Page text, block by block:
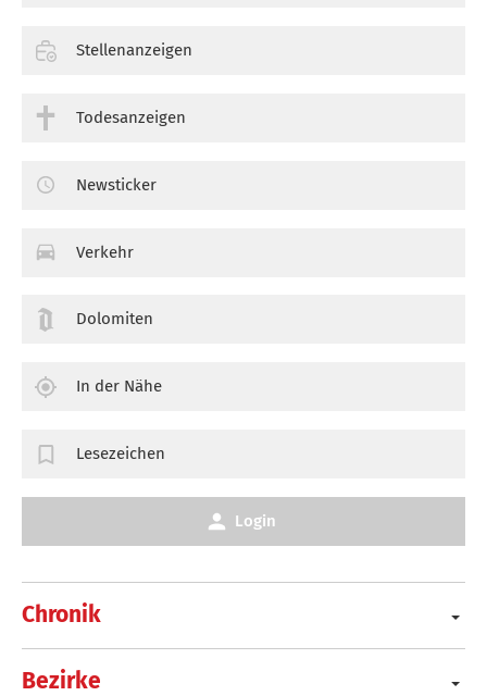
Chronik
Bezirke
Stellenanzeigen
Todesanzeigen
Newsticker
Verkehr
Dolomiten
In der Nähe
Lesezeichen
Login